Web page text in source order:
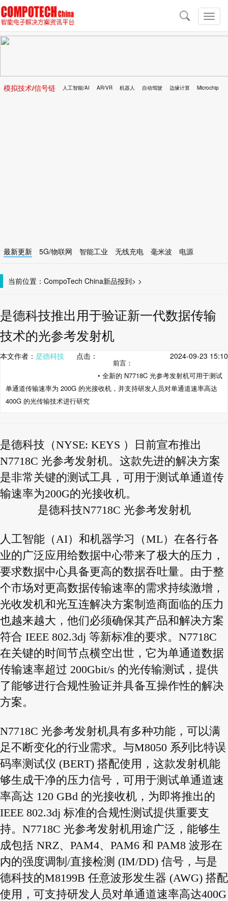
切
换
导
导
航
模拟技术/信号链 人工智能/AI AR/VR 机器人 自动驾驶 边缘计算 Microchip
最新更新 5G/物联网 智能工业 无线充电 毫米波
电源
当前位置： CompoTech China >
新品报到 >
是德科技推出用于验证新一代数据传输
技术的光参考发射机
本文作者： 是德科技 点击： 2024-09-23 15:10
前言：
• 全新的 N7718C 光参考发射机可用于测试
单通道传输速率为 200G 的光接收机，并支持研发人员对单通道速率高达
400G 的光传输技术进行研究
是德科技（NYSE: KEYS ）日前宣布推出
N7718C 光参考发射机。这款先进的解决方案
是非常关键的测试工具，可用于测试单通道传
输速率为200G的光接收机。
是德科技N7718C 光参考发射机
人工智能（AI）和机器学习（ML）在各行各
业的广泛应用给数据中心带来了极大的压力，
要求数据中心具备更高的数据吞吐量。由于整
个市场对更高数据传输速率的需求持续激增，
光收发机和光互连解决方案制造商面临的压力
也越来越大，他们必须确保其产品和解决方案
符合 IEEE 802.3dj 等新标准的要求。N7718C
在关键的时间节点横空出世，它为单通道数据
传输速率超过 200Gbit/s 的光传输测试，提供
了能够进行合规性验证并具备互操作性的解决
方案。
N7718C 光参考发射机具有多种功能，可以满
足不断变化的行业需求。与M8050 系列比特误
码率测试仪 (BERT) 搭配使用，这款发射机能
够生成干净的压力信号，可用于测试单通道速
率高达 120 GBd 的光接收机，为即将推出的
IEEE 802.3dj 标准的合规性测试提供重要支
持。N7718C 光参考发射机用途广泛，能够生
成包括 NRZ、PAM4、PAM6 和 PAM8 波形在
内的强度调制/直接检测 (IM/DD) 信号，与是
德科技的M8199B 任意波形发生器 (AWG) 搭配
使用，可支持研发人员对单通道速率高达400G